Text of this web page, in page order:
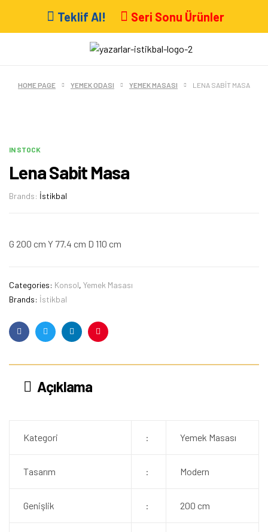
Teklif Al! Seri Sonu Ürünler
HOME PAGE YEMEK ODASI YEMEK MASASI LENA SABIT MASA
IN STOCK
Lena Sabit Masa
Brands: İstikbal
G 200 cm Y 77.4 cm D 110 cm
Categories: Konsol, Yemek Masası
Brands: İstikbal
FacebookTwitterLinkedinPinterest
Açıklama
Kategori : Yemek Masası
Tasarım : Modern
Genişlik : 200 cm